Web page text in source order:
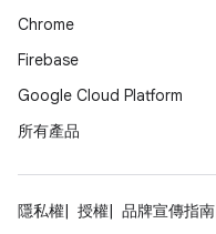
Chrome
Firebase
Google Cloud Platform
所有產品
隱私權 授權 品牌宣傳指南